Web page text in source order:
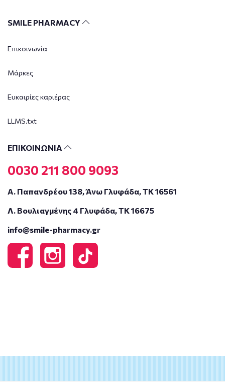
SMILE PHARMACY
Επικοινωνία
Μάρκες
Ευκαιρίες καριέρας
LLMS.txt
ΕΠΙΚΟΙΝΩΝΙΑ
0030 211 800 9093
Α. Παπανδρέου 138, Άνω Γλυφάδα, ΤΚ 16561
Λ. Βουλιαγμένης 4 Γλυφάδα, ΤΚ 16675
info@smile-pharmacy.gr